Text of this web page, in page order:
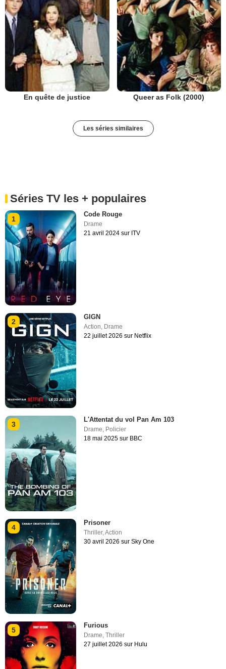
En quête de justice Queer as Folk (2000)
Les séries similaires
Séries TV les + populaires
1
Code Rouge
Drame
21 avril 2024 sur ITV
2
GIGN
Action, Drame
22 juillet 2026 sur Netflix
3
L'Attentat du vol Pan Am 103
Drame, Policier
18 mai 2025 sur BBC
4
Prisoner
Thriller,Action
30 avril 2026 sur Sky One
5
Furious
Drame,Thriller
27 juillet 2026 sur Hulu